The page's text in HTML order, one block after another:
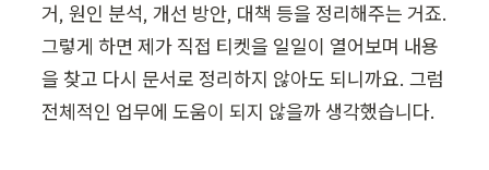
거, 원인 분석, 개선 방안, 대책 등을 정리해주는 거죠.
그렇게 하면 제가 직접 티켓을 일일이 열어보며 내용
을 찾고 다시 문서로 정리하지 않아도 되니까요. 그럼
전체적인 업무에 도움이 되지 않을까 생각했습니다.